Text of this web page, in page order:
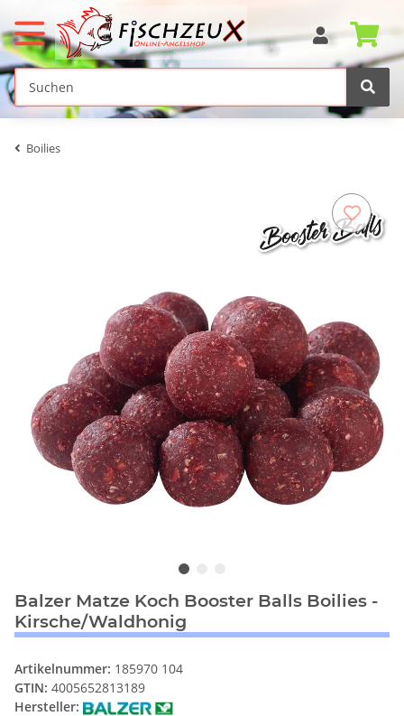
Boilies
Balzer Matze Koch Booster Balls Boilies -
Kirsche/Waldhonig
Artikelnummer: 185970 104
GTIN: 4005652813189
Hersteller: